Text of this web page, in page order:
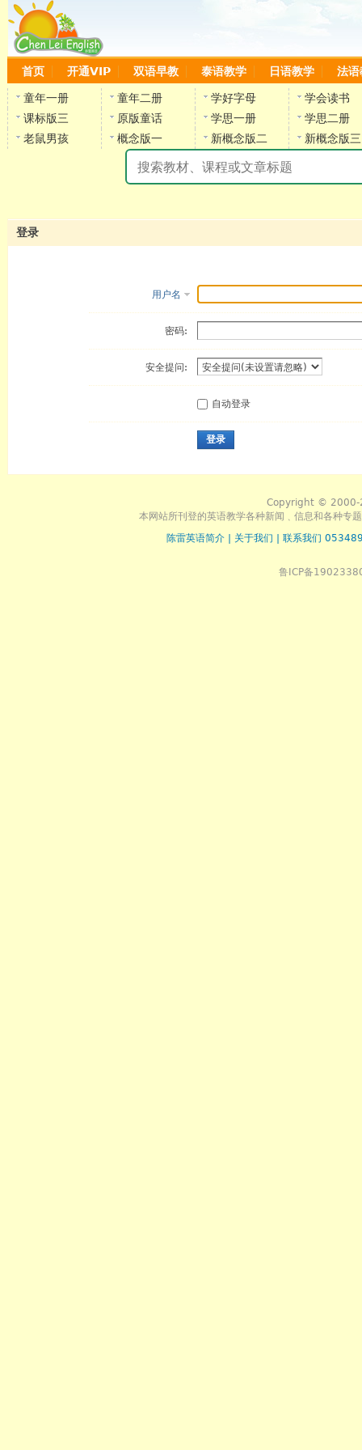
首页 开通VIP 双语早教 泰语教学 日语教学 法语
童年一册 童年二册 学好字母
学会读书
课标版三
原版童话 学思一册
学思二册
老鼠男孩
概念版一 新概念版二 新概念版三
登录
用户名
密码:
安全提问:
自动登录
登录
Copyright © 2000-
本网站所刊登的英语教学各种新闻﹑信息和各种专
陈雷英语简介
关于我们 联系我们
鲁ICP备